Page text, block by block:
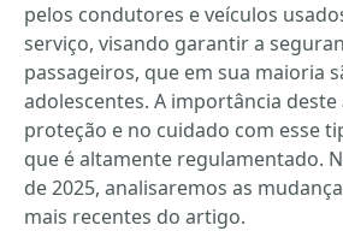
pelos condutores e veículos
serviço, visando garantir a
passageiros, que em sua maioria
adolescentes. A importância
proteção e no cuidado com esse
que é altamente regulamentado.
de 2025, analisaremos as
mais recentes do artigo.